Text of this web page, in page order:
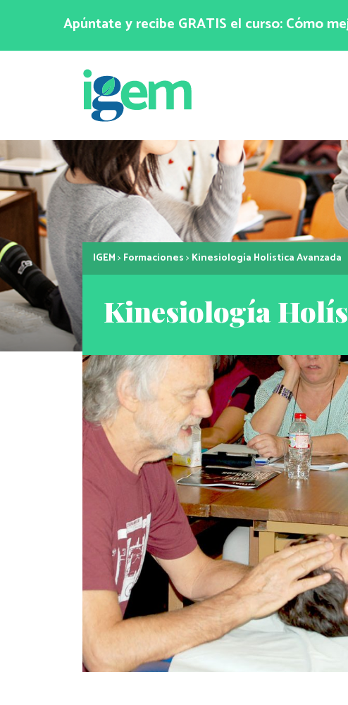
Apúntate y recibe GRATIS el curso: Cómo
IGEM> Formaciones> Kinesiología Holística Avanzada
Kinesiología